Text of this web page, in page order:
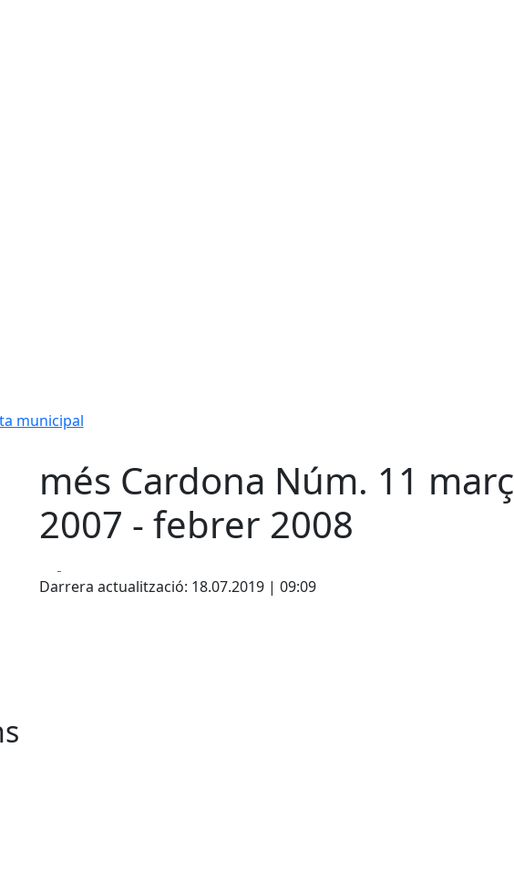
municipal
més Cardona Núm. 11 març
2007 - febrer 2008
Darrera actualització: 18.07.2019 | 09:09